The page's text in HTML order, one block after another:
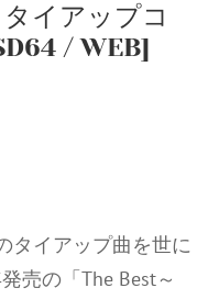
イアップコ
/ WEB]
タイアップ曲を世に
売の「The Best～